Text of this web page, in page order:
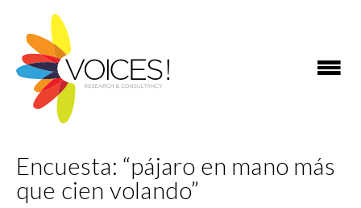
Encuesta: “pájaro en mano más
que cien volando”